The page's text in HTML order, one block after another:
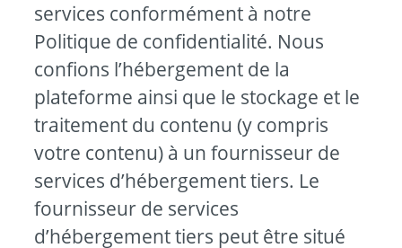
services conformément à notre
Politique de confidentialité. Nous
confions l’hébergement de la
plateforme ainsi que le stockage et le
traitement du contenu (y compris
votre contenu) à un fournisseur de
services d’hébergement tiers. Le
fournisseur de services
d’hébergement tiers peut être situé